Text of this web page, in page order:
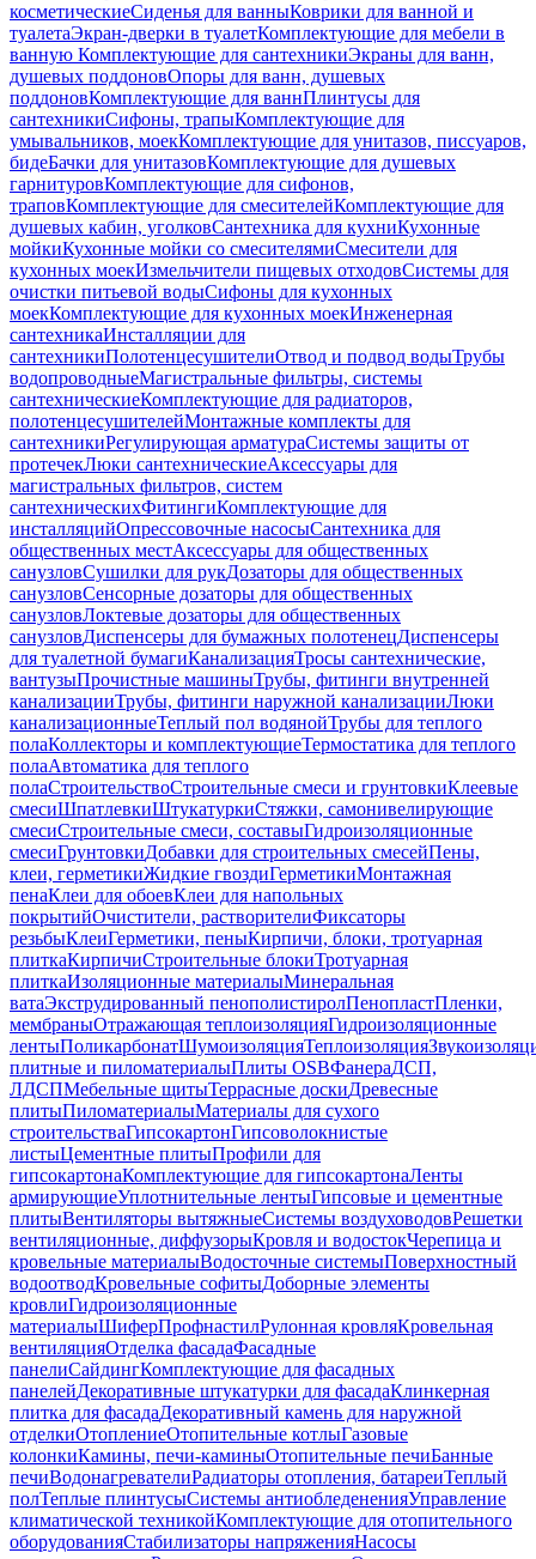
косметическиеСиденья для ванныКоврики для ванной и
туалетаЭкран-дверки в туалетКомплектующие для мебели в
ванную Комплектующие для сантехникиЭкраны для ванн,
душевых поддоновОпоры для ванн, душевых
поддоновКомплектующие для ваннПлинтусы для
сантехникиСифоны, трапыКомплектующие для
умывальников, моекКомплектующие для унитазов, писсуаров,
бидеБачки для унитазовКомплектующие для душевых
гарнитуровКомплектующие для сифонов,
траповКомплектующие для смесителейКомплектующие для
душевых кабин, уголковСантехника для кухниКухонные
мойкиКухонные мойки со смесителямиСмесители для
кухонных моекИзмельчители пищевых отходовСистемы для
очистки питьевой водыСифоны для кухонных
моекКомплектующие для кухонных моекИнженерная
сантехникаИнсталляции для
сантехникиПолотенцесушителиОтвод и подвод водыТрубы
водопроводныеМагистральные фильтры, системы
сантехническиеКомплектующие для радиаторов,
полотенцесушителейМонтажные комплекты для
сантехникиРегулирующая арматураСистемы защиты от
протечекЛюки сантехническиеАксессуары для
магистральных фильтров, систем
сантехническихФитингиКомплектующие для
инсталляцийОпрессовочные насосыСантехника для
общественных местАксессуары для общественных
санузловСушилки для рукДозаторы для общественных
санузловСенсорные дозаторы для общественных
санузловЛоктевые дозаторы для общественных
санузловДиспенсеры для бумажных полотенецДиспенсеры
для туалетной бумагиКанализацияТросы сантехнические,
вантузыПрочистные машиныТрубы, фитинги внутренней
канализацииТрубы, фитинги наружной канализацииЛюки
канализационныеТеплый пол водянойТрубы для теплого
полаКоллекторы и комплектующиеТермостатика для теплого
полаАвтоматика для теплого
полаСтроительствоСтроительные смеси и грунтовкиКлеевые
смесиШпатлевкиШтукатуркиСтяжки, самонивелирующие
смесиСтроительные смеси, составыГидроизоляционные
смесиГрунтовкиДобавки для строительных смесейПены,
клеи, герметикиЖидкие гвоздиГерметикиМонтажная
пенаКлеи для обоевКлеи для напольных
покрытийОчистители, растворителиФиксаторы
резьбыКлеиГерметики, пеныКирпичи, блоки, тротуарная
плиткаКирпичиСтроительные блокиТротуарная
плиткаИзоляционные материалыМинеральная
ватаЭкструдированный пенополистиролПенопластПленки,
мембраныОтражающая теплоизоляцияГидроизоляционные
лентыПоликарбонатШумоизоляцияТеплоизоляция
плитные и пиломатериалыПлиты OSBФанераДСП,
ЛДСПМебельные щитыТеррасные доскиДревесные
плитыПиломатериалыМатериалы для сухого
строительстваГипсокартонГипсоволокнистые
листыЦементные плитыПрофили для
гипсокартонаКомплектующие для гипсокартонаЛенты
армирующиеУплотнительные лентыГипсовые и цементные
плитыВентиляторы вытяжныеСистемы воздуховодовРешетки
вентиляционные, диффузорыКровля и водостокЧерепица и
кровельные материалыВодосточные системыПоверхностный
водоотводКровельные софитыДоборные элементы
кровлиГидроизоляционные
материалыШиферПрофнастилРулонная кровляКровельная
вентиляцияОтделка фасадаФасадные
панелиСайдингКомплектующие для фасадных
панелейДекоративные штукатурки для фасадаКлинкерная
плитка для фасадаДекоративный камень для наружной
отделкиОтоплениеОтопительные котлыГазовые
колонкиКамины, печи-каминыОтопительные печиБанные
печиВодонагревателиРадиаторы отопления, батареиТеплый
полТеплые плинтусыСистемы антиобледененияУправление
климатической техникойКомплектующие для отопительного
оборудованияСтабилизаторы напряженияНасосы